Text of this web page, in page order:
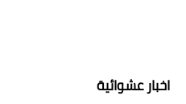
اخبار عشوائية